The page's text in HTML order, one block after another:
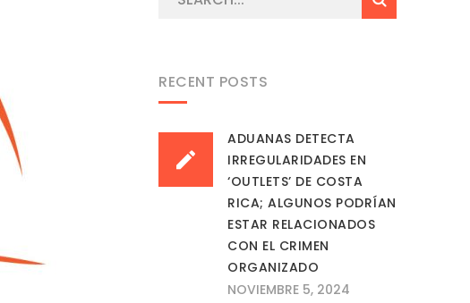
RECENT POSTS
ADUANAS DETECTA
IRREGULARIDADES EN
‘OUTLETS’ DE COSTA
RICA; ALGUNOS PODRÍAN
ESTAR RELACIONADOS
CON EL CRIMEN
ORGANIZADO
NOVIEMBRE 5, 2024